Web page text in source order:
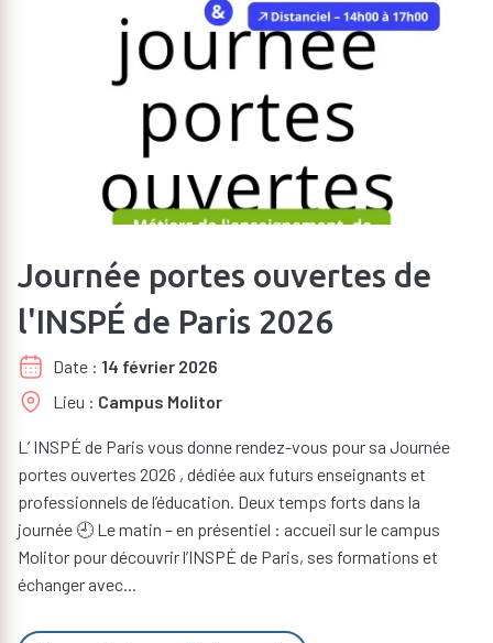
Journée portes ouvertes de
l'INSPÉ de Paris 2026
Date
14 février 2026
Lieu
Campus Molitor
L’ INSPÉ de Paris vous donne rendez-vous pour sa Journée
portes ouvertes 2026 , dédiée aux futurs enseignants et
professionnels de l’éducation. Deux temps forts dans la
journée 🕘 Le matin – en présentiel : accueil sur le campus
Molitor pour découvrir l’INSPÉ de Paris, ses formations et
échanger avec...